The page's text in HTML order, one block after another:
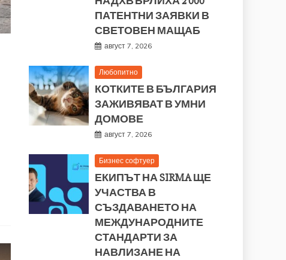
ПАТЕНТНИ ЗАЯВКИ В
СВЕТОВЕН МАЩАБ
август 7, 2026
Любопитно
КОТКИТЕ В БЪЛГАРИЯ
ЗАЖИВЯВАТ В УМНИ
ДОМОВЕ
август 7, 2026
Бизнес софтуер
ЕКИПЪТ НА SIRMA ЩЕ
УЧАСТВА В
СЪЗДАВАНЕТО НА
МЕЖДУНАРОДНИТЕ
СТАНДАРТИ ЗА
НАВЛИЗАНЕ НА